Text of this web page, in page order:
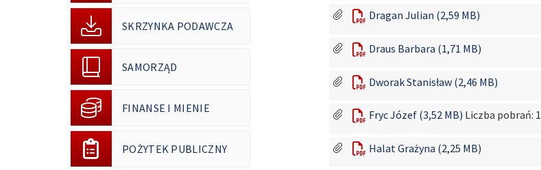
SKRZYNKA PODAWCZA
SAMORZĄD
FINANSE I MIENIE
POŻYTEK PUBLICZNY
Dragan Julian (2,59 MB)
Draus Barbara (1,71 MB)
Dworak Stanisław (2,46 MB)
Fryc Józef (3,52 MB) Liczba pobrań: 1
Halat Grażyna (2,25 MB)